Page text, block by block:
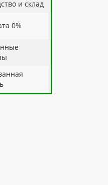
и склад
0%